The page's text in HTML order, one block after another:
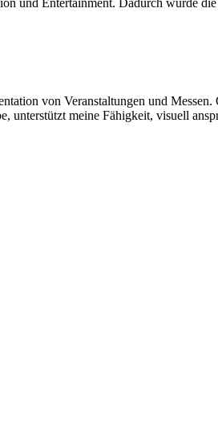
und Entertainment. Dadurch wurde
von Veranstaltungen und
unterstützt meine Fähigkeit, visuell